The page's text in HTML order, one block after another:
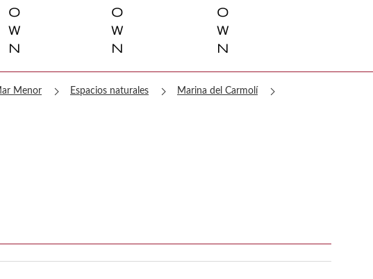
o
w
n
o
w
n
o
w
n
Menor chevron_right Espacios naturales chevron_right Marina del Carmolí chevron_right